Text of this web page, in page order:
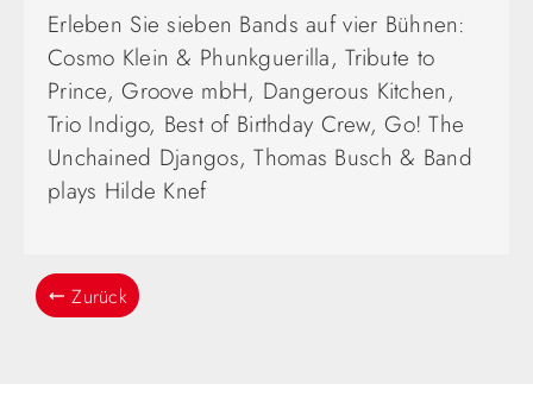
Erleben Sie sieben Bands auf vier Bühnen:
Cosmo Klein & Phunkguerilla, Tribute to
Prince, Groove mbH, Dangerous Kitchen,
Trio Indigo, Best of Birthday Crew, Go! The
Unchained Djangos, Thomas Busch & Band
plays Hilde Knef
Zurück